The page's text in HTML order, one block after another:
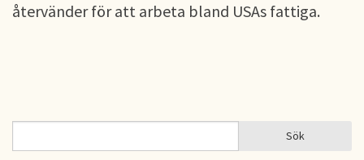
återvänder för att arbeta bland USAs fattiga.
SÖKFORMULÄR Sök